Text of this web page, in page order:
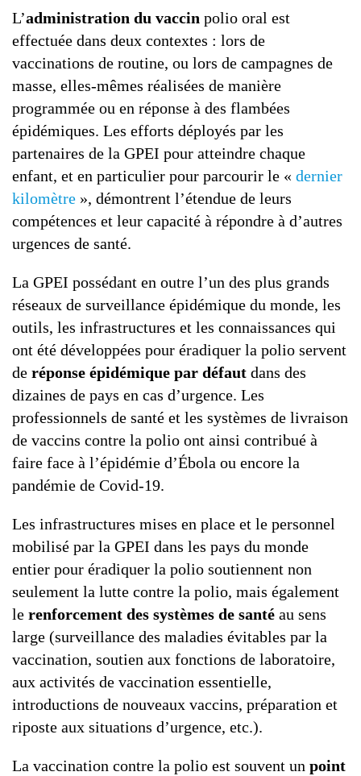
L’administration du vaccin polio oral est
effectuée dans deux contextes : lors de
vaccinations de routine, ou lors de campagnes de
masse, elles-mêmes réalisées de manière
programmée ou en réponse à des flambées
épidémiques. Les efforts déployés par les
partenaires de la GPEI pour atteindre chaque
enfant, et en particulier pour parcourir le « dernier
kilomètre », démontrent l’étendue de leurs
compétences et leur capacité à répondre à d’autres
urgences de santé.
La GPEI possédant en outre l’un des plus grands
réseaux de surveillance épidémique du monde, les
outils, les infrastructures et les connaissances qui
ont été développées pour éradiquer la polio servent
de réponse épidémique par défaut dans des
dizaines de pays en cas d’urgence. Les
professionnels de santé et les systèmes de livraison
de vaccins contre la polio ont ainsi contribué à
faire face à l’épidémie d’Ébola ou encore la
pandémie de Covid-19.
Les infrastructures mises en place et le personnel
mobilisé par la GPEI dans les pays du monde
entier pour éradiquer la polio soutiennent non
seulement la lutte contre la polio, mais également
le renforcement des systèmes de santé au sens
large (surveillance des maladies évitables par la
vaccination, soutien aux fonctions de laboratoire,
aux activités de vaccination essentielle,
introductions de nouveaux vaccins, préparation et
riposte aux situations d’urgence, etc.).
La vaccination contre la polio est souvent un point